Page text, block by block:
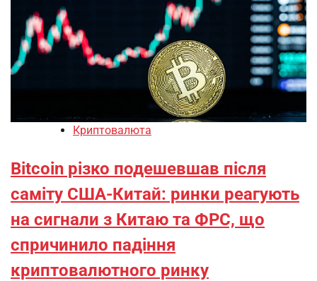
Криптовалюта
Bitcoin різко подешевшав після
саміту США-Китай: ринки реагують
на сигнали з Китаю та ФРС, що
спричинило падіння
криптовалютного ринку